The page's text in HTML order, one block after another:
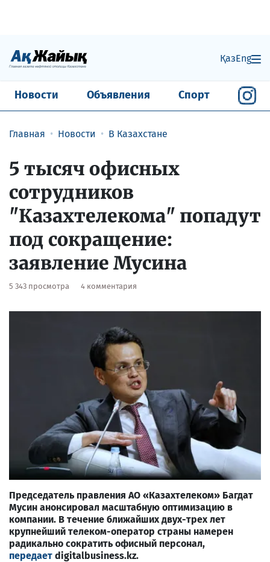
ҚазEng
Новости Объявления Спорт
Главная Новости В Казахстане
5 тысяч офисных
сотрудников
"Казахтелекома" попадут
под сокращение:
заявление Мусина
5 343 просмотра 4 комментария
Председатель правления АО «Казахтелеком» Багдат
Мусин анонсировал масштабную оптимизацию в
компании. В течение ближайших двух-трех лет
крупнейший телеком-оператор страны намерен
радикально сократить офисный персонал,
передает digitalbusiness.kz.